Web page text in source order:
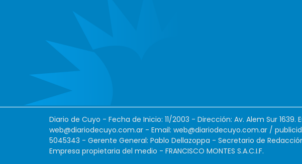
Diario de Cuyo - Fecha de Inicio: 11/2003 - Dirección: Av. Alem Sur
web@diariodecuyo.com.ar - Email: web@diariodecuyo.com.ar /
5045343 - Gerente General: Pablo Dellazoppa - Secretario de
Empresa propietaria del medio - FRANCISCO MONTES S.A.C.I.F.